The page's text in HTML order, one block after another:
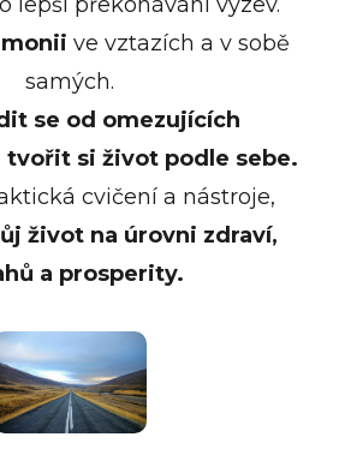
ve vztazích a v sobě
samých.
se od omezujících
tvořit si život podle sebe.
cvičení a nástroje,
život na úrovni zdraví,
a prosperity.